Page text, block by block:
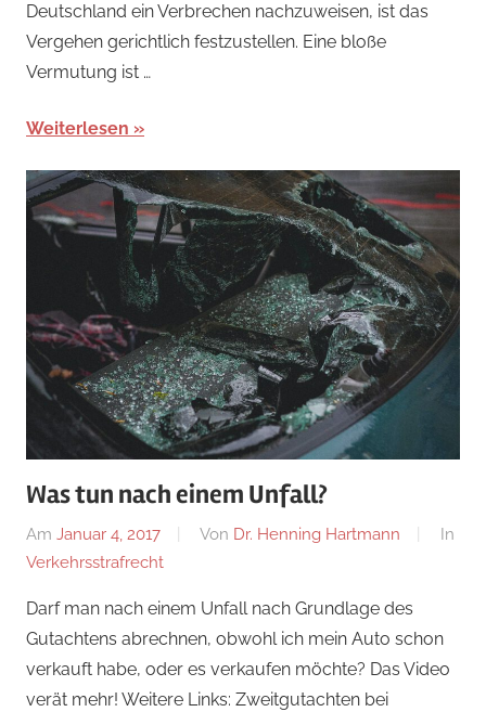
Deutschland ein Verbrechen nachzuweisen, ist das
Vergehen gerichtlich festzustellen. Eine bloße
Vermutung ist …
Weiterlesen
Was tun nach einem Unfall?
Am Januar 4, 2017 Von Dr. Henning Hartmann
In
Verkehrsstrafrecht
Darf man nach einem Unfall nach Grundlage des
Gutachtens abrechnen, obwohl ich mein Auto schon
verkauft habe, oder es verkaufen möchte? Das Video
verät mehr! Weitere Links: Zweitgutachten bei